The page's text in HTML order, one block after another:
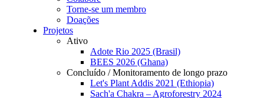
Torne-se um membro
Doações
Projetos
Ativo
Adote Rio 2025 (Brasil)
BEES 2026 (Ghana)
Concluído / Monitoramento de longo prazo
Let's Plant Addis 2021 (Ethiopia)
Sach'a Chakra – Agroforestry 2024